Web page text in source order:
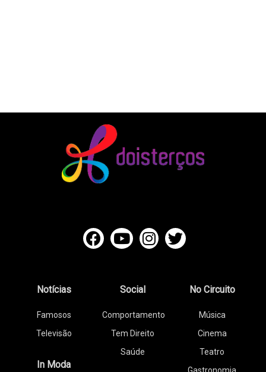
Notícias
Famosos
Televisão
In Moda
Social
Comportamento
Tem Direito
Saúde
No Circuito
Música
Cinema
Teatro
Gastronomia